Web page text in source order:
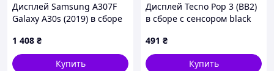
Дисплей Samsung A307F
Galaxy A30s (2019) в сборе
OLED (small glass)
1 408 ₴
Купить
Дисплей Tecno Pop 3 (BB2)
в сборе с сенсором black
491 ₴
Купить